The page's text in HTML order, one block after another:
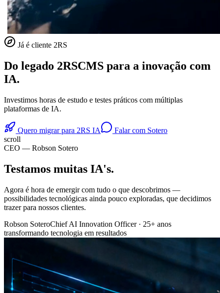
Já é cliente 2RS
Do legado 2RSCMS para a inovação com
IA.
Investimos horas de estudo e testes práticos com múltiplas
plataformas de IA.
Quero migrar para 2RS IA
Falar com Sotero
scroll
CEO — Robson Sotero
Testamos muitas IA's.
Agora é hora de emergir com tudo o que descobrimos —
possibilidades tecnológicas ainda pouco exploradas, que decidimos
trazer para nossos clientes.
Robson SoteroChief AI Innovation Officer · 25+ anos
transformando tecnologia em resultados